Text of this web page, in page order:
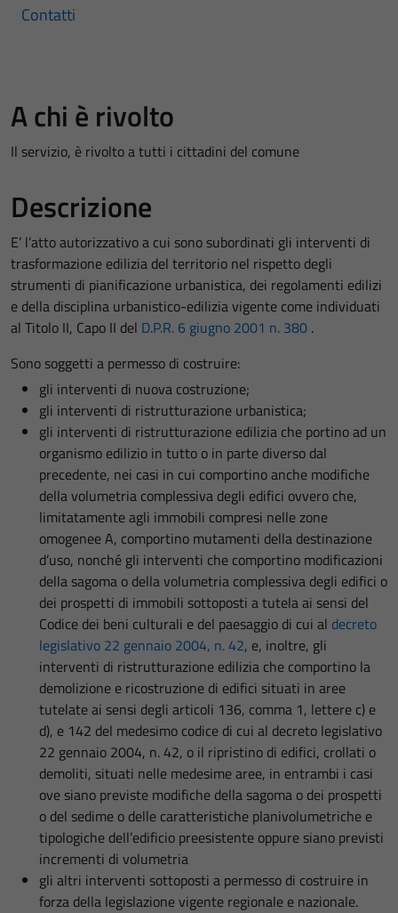
Contatti
A chi è rivolto
Il servizio, è rivolto a tutti i cittadini del comune
Descrizione
E’ l’atto autorizzativo a cui sono subordinati gli interventi di
trasformazione edilizia del territorio nel rispetto degli
strumenti di pianificazione urbanistica, dei regolamenti edilizi
e della disciplina urbanistico-edilizia vigente come individuati
al Titolo II, Capo II del D.P.R. 6 giugno 2001 n. 380 .
Sono soggetti a permesso di costruire:
gli interventi di nuova costruzione;
gli interventi di ristrutturazione urbanistica;
gli interventi di ristrutturazione edilizia che portino ad un
organismo edilizio in tutto o in parte diverso dal
precedente, nei casi in cui comportino anche modifiche
della volumetria complessiva degli edifici ovvero che,
limitatamente agli immobili compresi nelle zone
omogenee A, comportino mutamenti della destinazione
d’uso, nonché gli interventi che comportino modificazioni
della sagoma o della volumetria complessiva degli edifici o
dei prospetti di immobili sottoposti a tutela ai sensi del
Codice dei beni culturali e del paesaggio di cui al decreto
legislativo 22 gennaio 2004, n. 42, e, inoltre, gli
interventi di ristrutturazione edilizia che comportino la
demolizione e ricostruzione di edifici situati in aree
tutelate ai sensi degli articoli 136, comma 1, lettere c) e
d), e 142 del medesimo codice di cui al decreto legislativo
22 gennaio 2004, n. 42, o il ripristino di edifici, crollati o
demoliti, situati nelle medesime aree, in entrambi i casi
ove siano previste modifiche della sagoma o dei prospetti
o del sedime o delle caratteristiche planivolumetriche e
tipologiche dell’edificio preesistente oppure siano previsti
incrementi di volumetria
gli altri interventi sottoposti a permesso di costruire in
forza della legislazione vigente regionale e nazionale.